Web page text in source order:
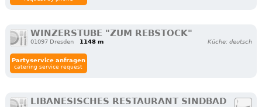
WINZERSTUBE "ZUM REBSTOCK"
01097 Dresden 1148 m Küche: deutsch
Partyservice anfragen
catering service request
LIBANESISCHES RESTAURANT SINDBAD